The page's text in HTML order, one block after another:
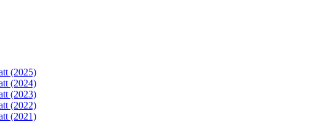
(2025)
(2024)
(2023)
(2022)
(2021)